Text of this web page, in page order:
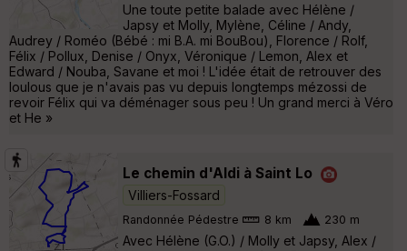
Une toute petite balade avec Hélène /
Japsy et Molly, Mylène, Céline / Andy,
Audrey / Roméo (Bébé : mi B.A. mi BouBou), Florence / Rolf,
Félix / Pollux, Denise / Onyx, Véronique / Lemon, Alex et
Edward / Nouba, Savane et moi ! L'idée était de retrouver des
loulous que je n'avais pas vu depuis longtemps mézossi de
revoir Félix qui va déménager sous peu ! Un grand merci à Véro
et He »
Le chemin d'Aldi à Saint Lo
Villiers-Fossard
Randonnée Pédestre 8 km 230 m
Avec Hélène (G.O.) / Molly et Japsy, Alex /